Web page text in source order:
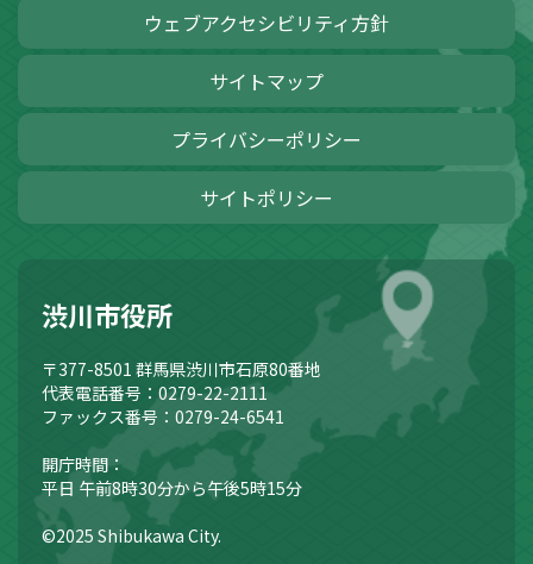
ウェブアクセシビリティ方針
サイトマップ
プライバシーポリシー
サイトポリシー
渋川市役所
〒377-8501 群馬県渋川市石原80番地
代表電話番号：0279-22-2111
ファックス番号：0279-24-6541
開庁時間：
平日 午前8時30分から午後5時15分
©2025 Shibukawa City.